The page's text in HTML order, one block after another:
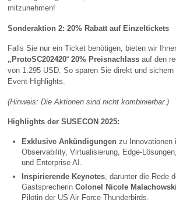
mitzunehmen!
Sonderaktion 2: 20% Rabatt auf Einzeltickets
Falls Sie nur ein Ticket benötigen, bieten wir
„ProtoSC202420“20% Preisnachlass auf den
von 1.295 USD. So sparen Sie direkt und
Event-Highlights.
(Hinweis: Die Aktionen sind nicht kombinierbar.)
Highlights der SUSECON 2025:
Exklusive Ankündigungen zu Innovationen
Observability, Virtualisierung, Edge-
und Enterprise AI.
Inspirierende Keynotes, darunter die Rede
GastsprecherinColonel Nicole Malachowski
Pilotin der US Air Force Thunderbirds.